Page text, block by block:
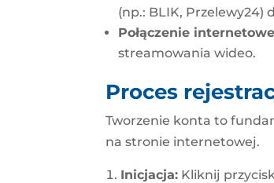
(np.: BLIK, Przelewy24)
Połączenie
streamowania wideo.
Proces
Tworzenie konta to
na stronie internetowej.
Inicjacja: Kliknij